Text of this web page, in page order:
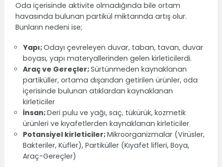
Oda içerisinde aktivite olmadığında bile ortam
havasında bulunan partikül miktarında artış olur.
Bunların nedeni ise;
Yapı;Odayı çevreleyen duvar, taban, tavan, duvar
boyası, yapı materyallerinden gelen kirleticilerdi.
Araç ve Gereçler;Sürtünmeden kaynaklanan
partiküller, ortama dışarıdan getirilen ürünler, oda
içerisinde bulunan atıklardan kaynaklanan
kirleticiler
İnsan;Deri pulu ve yağı, saç, tükürük, kozmetik
ürünleri ve kıyafetlerden kaynaklanan kirleticiler
Potansiyel kirleticiler;Mikroorganizmalar (Virüsler,
Bakteriler, Küfler), Partiküller (Kıyafet lifleri, Boya,
Araç-Gereçler)